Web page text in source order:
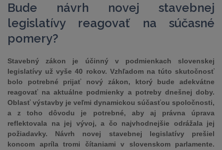
Bude návrh novej stavebnej
legislatívy reagovať na súčasné
pomery?
Stavebný zákon je účinný v podmienkach slovenskej
legislatívy už vyše 40 rokov. Vzhľadom na túto skutočnosť
bolo potrebné prijať nový zákon, ktorý bude adekvátne
reagovať na aktuálne podmienky a potreby dnešnej doby.
Oblasť výstavby je veľmi dynamickou súčasťou spoločnosti,
a z toho dôvodu je potrebné, aby aj právna úprava
reflektovala na jej vývoj, a čo najvhodnejšie odrážala jej
požiadavky. Návrh novej stavebnej legislatívy prešiel
koncom apríla tromi čítaniami v slovenskom parlamente.